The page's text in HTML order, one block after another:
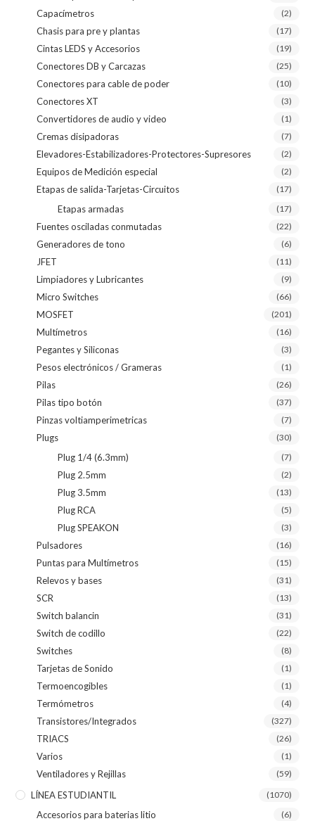
Capacímetros (2)
Chasis para pre y plantas (17)
Cintas LEDS y Accesorios (19)
Conectores DB y Carcazas (25)
Conectores para cable de poder (10)
Conectores XT (3)
Convertidores de audio y video (1)
Cremas disipadoras (7)
Elevadores-Estabilizadores-Protectores-Supresores (2)
Equipos de Medición especial (2)
Etapas de salida-Tarjetas-Circuitos (17)
Etapas armadas (17)
Fuentes osciladas conmutadas (22)
Generadores de tono (6)
JFET (11)
Limpiadores y Lubricantes (9)
Micro Switches (66)
MOSFET (201)
Multímetros (16)
Pegantes y Siliconas (3)
Pesos electrónicos / Grameras (1)
Pilas (26)
Pilas tipo botón (37)
Pinzas voltiamperimetricas (7)
Plugs (30)
Plug 1/4 (6.3mm) (7)
Plug 2.5mm (2)
Plug 3.5mm (13)
Plug RCA (5)
Plug SPEAKON (3)
Pulsadores (16)
Puntas para Multímetros (15)
Relevos y bases (31)
SCR (13)
Switch balancin (31)
Switch de codillo (22)
Switches (8)
Tarjetas de Sonido (1)
Termoencogibles (1)
Termómetros (4)
Transistores/Integrados (327)
TRIACS (26)
Varios (1)
Ventiladores y Rejillas (59)
LÍNEA ESTUDIANTIL (1070)
Accesorios para baterias litio (6)